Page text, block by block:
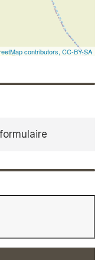
contributors, CC-BY-SA